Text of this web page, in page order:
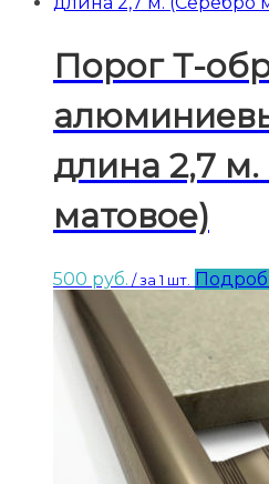
Порог Т-
длина 2,7
матовое)
500 руб. / за 1 шт.